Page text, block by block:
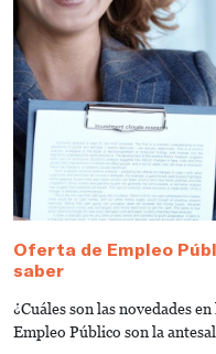
Oferta de Empleo
saber
¿Cuáles son las novedades
Empleo Público son la